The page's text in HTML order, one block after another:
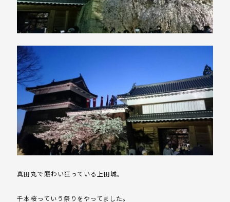
真田丸で賑わい狂っている上田城。
千本桜っていう祭りをやってました。